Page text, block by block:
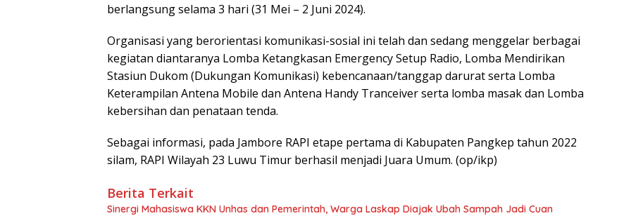
berlangsung selama 3 hari (31 Mei – 2 Juni 2024).
Organisasi yang berorientasi komunikasi-sosial ini telah dan sedang menggelar berbagai
kegiatan diantaranya Lomba Ketangkasan Emergency Setup Radio, Lomba Mendirikan
Stasiun Dukom (Dukungan Komunikasi) kebencanaan/tanggap darurat serta Lomba
Keterampilan Antena Mobile dan Antena Handy Tranceiver serta lomba masak dan Lomba
kebersihan dan penataan tenda.
Sebagai informasi, pada Jambore RAPI etape pertama di Kabupaten Pangkep tahun 2022
silam, RAPI Wilayah 23 Luwu Timur berhasil menjadi Juara Umum. (op/ikp)
Berita Terkait
Sinergi Mahasiswa KKN Unhas dan Pemerintah, Warga Laskap Diajak Ubah Sampah Jadi Cuan